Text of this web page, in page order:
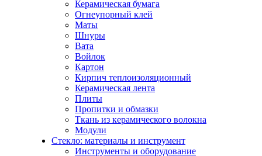
Керамическая бумага
Огнеупорный клей
Маты
Шнуры
Вата
Войлок
Картон
Кирпич теплоизоляционный
Керамическая лента
Плиты
Пропитки и обмазки
Ткань из керамического волокна
Модули
Стекло: материалы и инструмент
Инструменты и оборудование